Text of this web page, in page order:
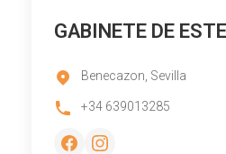
GABINETE DE
Benecazon, Sevilla
+34 639013285